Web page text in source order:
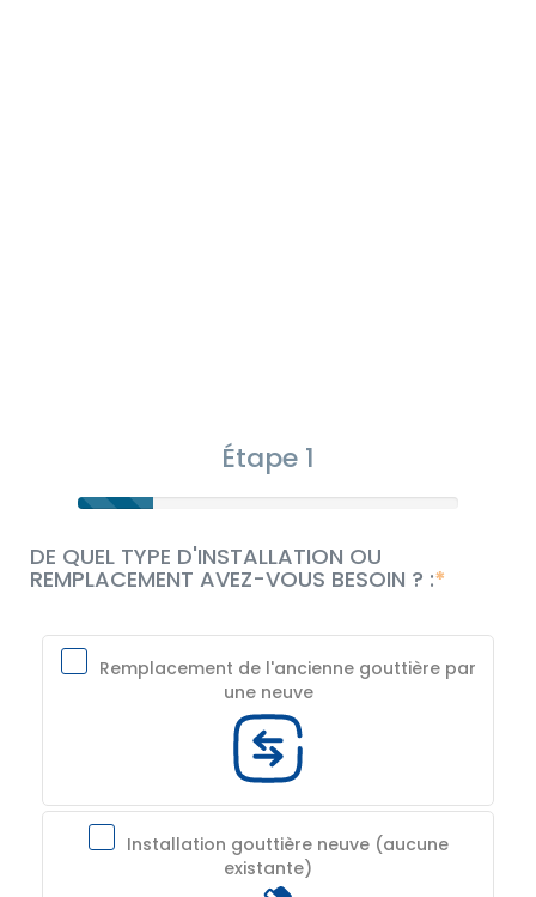
Étape 1
DE QUEL TYPE D'INSTALLATION OU
REMPLACEMENT AVEZ-VOUS BESOIN ? :
Remplacement de l'ancienne gouttière par
une neuve
Installation gouttière neuve (aucune
existante)